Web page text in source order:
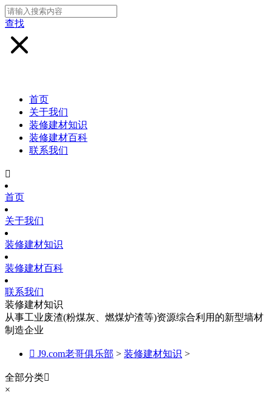
查找
首页
关于我们
装修建材知识
装修建材百科
联系我们

首页
关于我们
装修建材知识
装修建材百科
联系我们
装修建材知识
从事工业废渣(粉煤灰、燃煤炉渣等)资源综合利用的新型墙材
制造企业
 J9.com老哥俱乐部 > 装修建材知识 >
全部分类
×